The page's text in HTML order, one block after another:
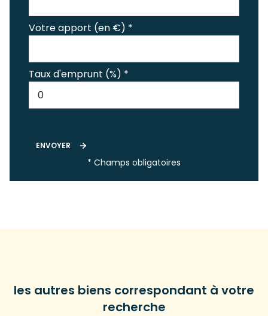
Votre apport (en €) *
Taux d'emprunt (%) *
ENVOYER
* Champs obligatoires
les autres biens correspondant à votre
recherche